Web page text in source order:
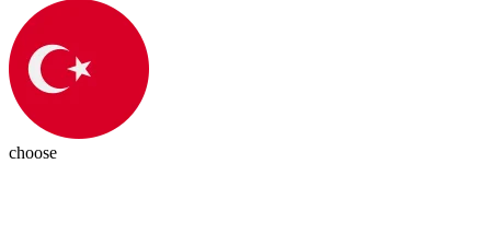
choose